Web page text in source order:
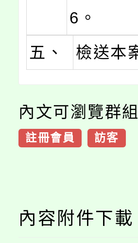
6。
五、
檢送本
內文可瀏覽群組
註冊會員 訪客
內容附件下載